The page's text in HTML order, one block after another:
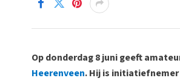
Op donderdag 8 juni geeft
Heerenveen. Hij is initiatiefnemer